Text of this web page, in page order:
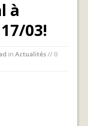
à
03!
inActualités// 0